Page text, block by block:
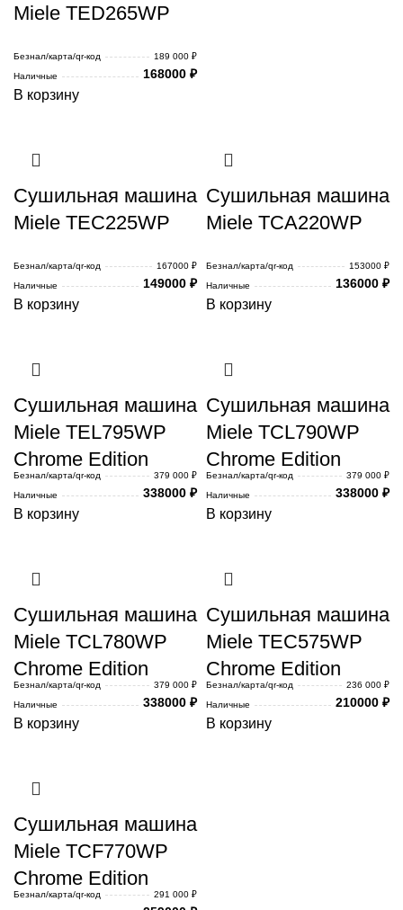
Miele TED265WP
Безнал/карта/qr-код
189 000 ₽
Наличные
168000 ₽
В корзину
Сушильная машина
Miele TEC225WP
Безнал/карта/qr-код
167000 ₽
Наличные
149000 ₽
В корзину
Сушильная машина
Miele TCA220WP
Безнал/карта/qr-код
153000 ₽
Наличные
136000 ₽
В корзину
Сушильная машина
Miele TEL795WP
Chrome Edition
Безнал/карта/qr-код
379 000 ₽
Наличные
338000 ₽
В корзину
Сушильная машина
Miele TCL790WP
Chrome Edition
Безнал/карта/qr-код
379 000 ₽
Наличные
338000 ₽
В корзину
Сушильная машина
Miele TCL780WP
Chrome Edition
Безнал/карта/qr-код
379 000 ₽
Наличные
338000 ₽
В корзину
Сушильная машина
Miele TEC575WP
Chrome Edition
Безнал/карта/qr-код
236 000 ₽
Наличные
210000 ₽
В корзину
Сушильная машина
Miele TCF770WP
Chrome Edition
Безнал/карта/qr-код
291 000 ₽